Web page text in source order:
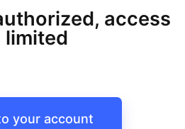
access
limited
your account